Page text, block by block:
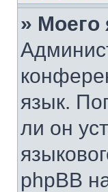
» Моего
язык.
ли он
phpBB